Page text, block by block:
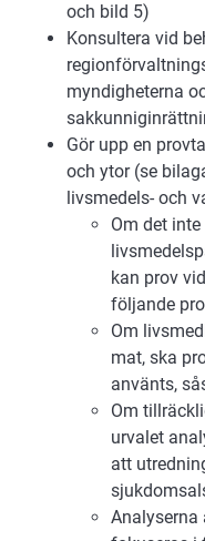
och bild 5)
Konsultera vid
myndigheterna
Gör upp en
och ytor (se
livsmedels- och
Om det
kan prov
följande
Om
mat, ska
använts,
Om
urvalet
att
Analyserna